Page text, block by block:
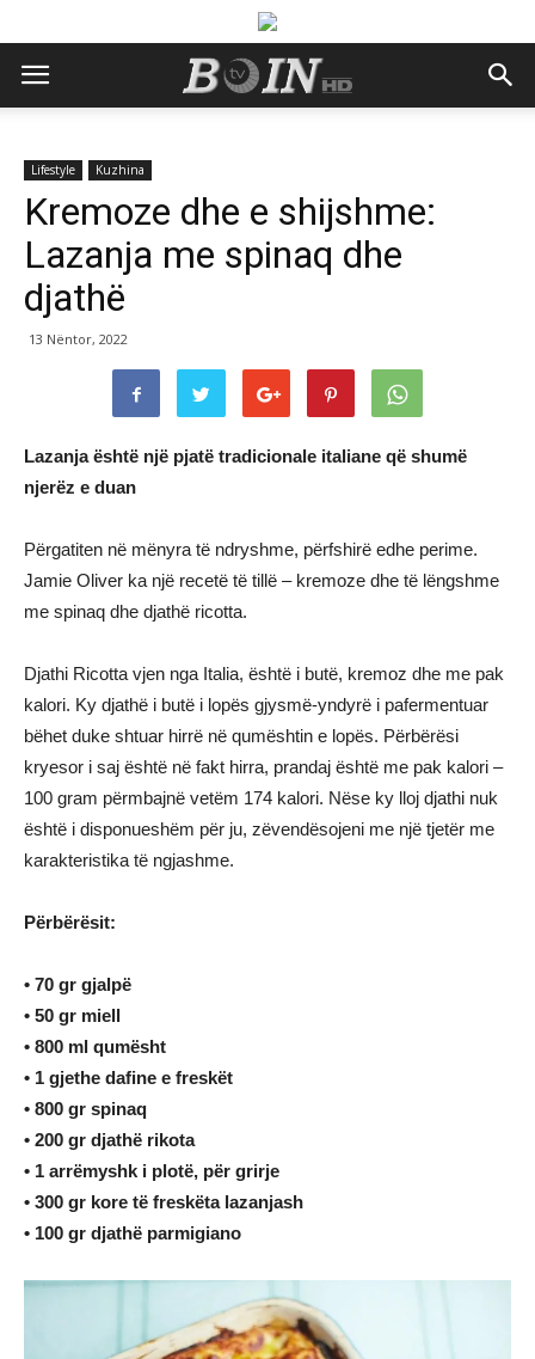
Lifestyle Kuzhina
Kremoze dhe e shijshme:
Lazanja me spinaq dhe
djathë
13 Nëntor, 2022
Lazanja është një pjatë tradicionale italiane që shumë
njerëz e duan
Përgatiten në mënyra të ndryshme, përfshirë edhe perime.
Jamie Oliver ka një recetë të tillë – kremoze dhe të lëngshme
me spinaq dhe djathë ricotta.
Djathi Ricotta vjen nga Italia, është i butë, kremoz dhe me pak
kalori. Ky djathë i butë i lopës gjysmë-yndyrë i pafermentuar
bëhet duke shtuar hirrë në qumështin e lopës. Përbërësi
kryesor i saj është në fakt hirra, prandaj është me pak kalori –
100 gram përmbajnë vetëm 174 kalori. Nëse ky lloj djathi nuk
është i disponueshëm për ju, zëvendësojeni me një tjetër me
karakteristika të ngjashme.
Përbërësit:
• 70 gr gjalpë
• 50 gr miell
• 800 ml qumësht
• 1 gjethe dafine e freskët
• 800 gr spinaq
• 200 gr djathë rikota
• 1 arrëmyshk i plotë, për grirje
• 300 gr kore të freskëta lazanjash
• 100 gr djathë parmigiano